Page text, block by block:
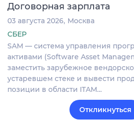
Договорная зарплата
03 августа 2026 Москва
СБЕР
SAM — система управления
активами (Software Asset
заместить зарубежное
устаревшем стеке и вывести
позиции в области ITAM…
Откликнуться